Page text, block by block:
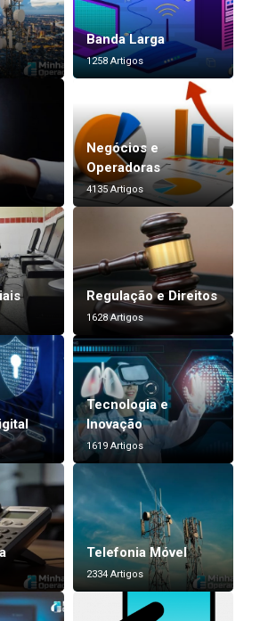
Banda Larga
1258 Artigos
Negócios e
Operadoras
4135 Artigos
Regulação e Direitos
1628 Artigos
Tecnologia e
Inovação
1619 Artigos
Telefonia Móvel
2334 Artigos